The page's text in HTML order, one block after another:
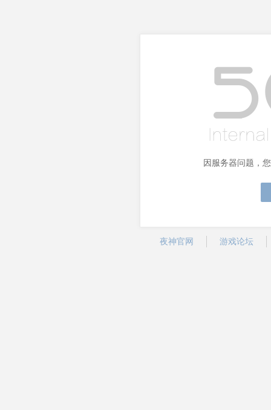
因服务器问题，
夜神官网 游戏论坛